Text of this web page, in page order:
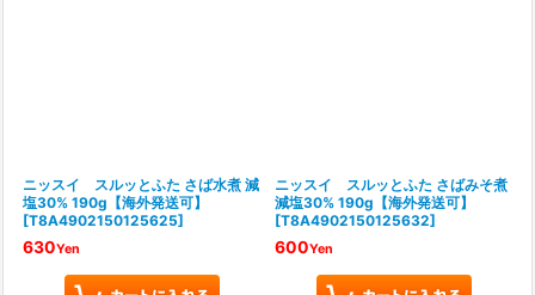
ニッスイ スルッとふた さば水煮 減
塩30% 190g【海外発送可】
[T8A4902150125625]
630Yen
ニッスイ スルッとふた さばみそ煮
減塩30% 190g【海外発送可】
[T8A4902150125632]
600Yen